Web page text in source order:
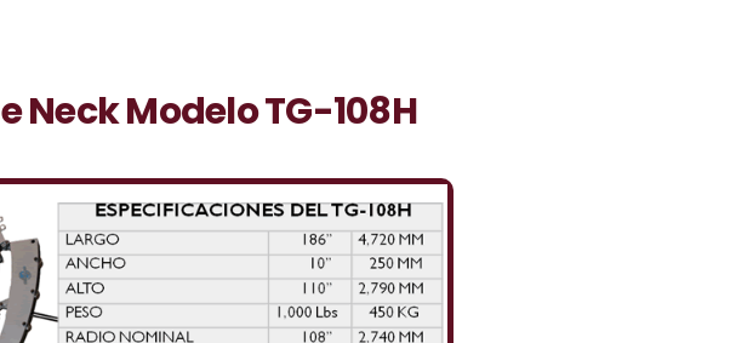
Neck Modelo TG-108H